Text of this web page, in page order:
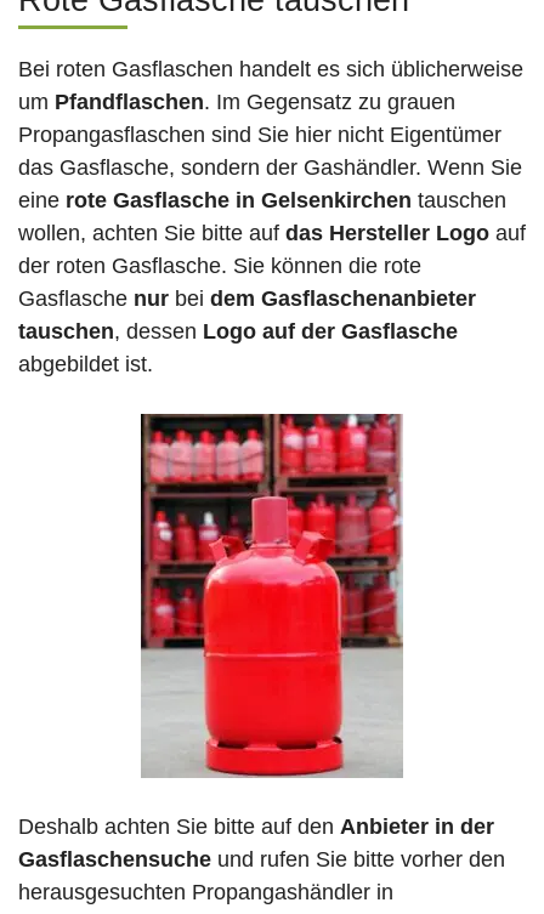
Bei roten Gasflaschen handelt es sich üblicherweise
um Pfandflaschen. Im Gegensatz zu grauen
Propangasflaschen sind Sie hier nicht Eigentümer
das Gasflasche, sondern der Gashändler. Wenn Sie
eine rote Gasflasche in Gelsenkirchen tauschen
wollen, achten Sie bitte auf das Hersteller Logo auf
der roten Gasflasche. Sie können die rote
Gasflasche nur bei dem Gasflaschenanbieter
tauschen, dessen Logo auf der Gasflasche
abgebildet ist.
Deshalb achten Sie bitte auf den Anbieter in der
Gasflaschensuche und rufen Sie bitte vorher den
herausgesuchten Propangashändler in